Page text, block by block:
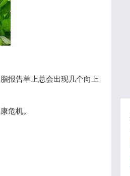
报告单上总会出现几个向上
危机。